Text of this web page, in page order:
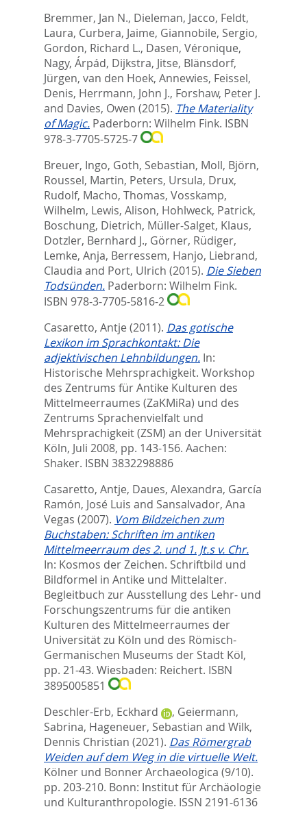
Bremmer, Jan N., Dieleman, Jacco, Feldt,
Laura, Curbera, Jaime, Giannobile, Sergio,
Gordon, Richard L., Dasen, Véronique,
Nagy, Árpád, Dijkstra, Jitse, Blänsdorf,
Jürgen, van den Hoek, Annewies, Feissel,
Denis, Herrmann, John J., Forshaw, Peter J.
and Davies, Owen (2015). The Materiality
of Magic. Paderborn: Wilhelm Fink. ISBN
978-3-7705-5725-7
Breuer, Ingo, Goth, Sebastian, Moll, Björn,
Roussel, Martin, Peters, Ursula, Drux,
Rudolf, Macho, Thomas, Vosskamp,
Wilhelm, Lewis, Alison, Hohlweck, Patrick,
Boschung, Dietrich, Müller-Salget, Klaus,
Dotzler, Bernhard J., Görner, Rüdiger,
Lemke, Anja, Berressem, Hanjo, Liebrand,
Claudia and Port, Ulrich (2015). Die Sieben
Todsünden. Paderborn: Wilhelm Fink.
ISBN 978-3-7705-5816-2
Casaretto, Antje (2011). Das gotische
Lexikon im Sprachkontakt: Die
adjektivischen Lehnbildungen. In:
Historische Mehrsprachigkeit. Workshop
des Zentrums für Antike Kulturen des
Mittelmeerraumes (ZaKMiRa) und des
Zentrums Sprachenvielfalt und
Mehrsprachigkeit (ZSM) an der Universität
Köln, Juli 2008, pp. 143-156. Aachen:
Shaker. ISBN 3832298886
Casaretto, Antje, Daues, Alexandra, García
Ramón, José Luis and Sansalvador, Ana
Vegas (2007). Vom Bildzeichen zum
Buchstaben: Schriften im antiken
Mittelmeerraum des 2. und 1. Jt.s v. Chr.
In: Kosmos der Zeichen. Schriftbild und
Bildformel in Antike und Mittelalter.
Begleitbuch zur Ausstellung des Lehr- und
Forschungszentrums für die antiken
Kulturen des Mittelmeerraumes der
Universität zu Köln und des Römisch-
Germanischen Museums der Stadt Köl,
pp. 21-43. Wiesbaden: Reichert. ISBN
3895005851
Deschler-Erb, Eckhard
, Geiermann,
Sabrina, Hageneuer, Sebastian and Wilk,
Dennis Christian (2021). Das Römergrab
Weiden auf dem Weg in die virtuelle Welt.
Kölner und Bonner Archaeologica (9/10).
pp. 203-210. Bonn: Institut für Archäologie
und Kulturanthropologie. ISSN 2191-6136